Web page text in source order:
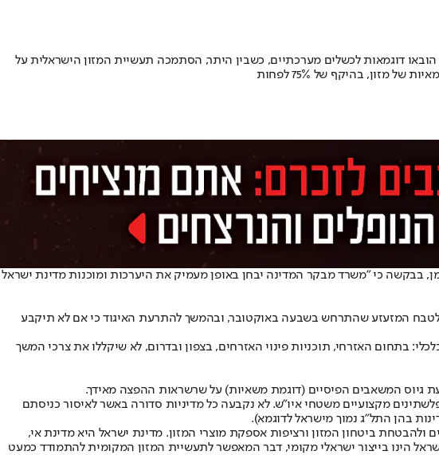
דוגמאות לכשלים מערכתיים, כשבין היתר, הסתמכה תעשיית המזון הישראלית על
בהיקף של 75% לפחות
בבקשה כי "משרד מבקר המדינה יבחן באופן מעמיק את היערכות ומוכנות מדינת ישראל
לטבח המזעזע שהתרחש בשבעה באוקטובר, ובהמשך להתרעת האיגוד כי אם לא תיקבע
בתחום האזרחי, תוכניות פינוי האזרחים, בצפון ובדרום, לא שיקללו את צרכי המשך
גיוס המשאבים הפיסיים (דוגמת משאיות) על שרשראות ההפצה מאידך.
מקצועיים משטחי איו"ש. לא נקבעה כל מדיניות סדורה באשר לאיסור כניסתם
בהן התל"ג נמוך מישראל לדוגמא).
ביטחון המזון ורציפות אספקת מוצרי המזון. מדינת ישראל היא מדינת אי,
על ייבוא מזון בהיקפים משמעותיים בעתות חירום ממושכות. כיום, כ-72% מהמזון הארוז בישראל הינו בייצור ישראלי מקומי, דבר המאפשר לתעשיית המזון המקומית להתמודד כמעט